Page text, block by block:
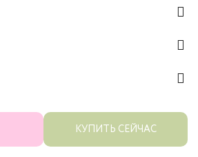
КУПИТЬ СЕЙЧАС